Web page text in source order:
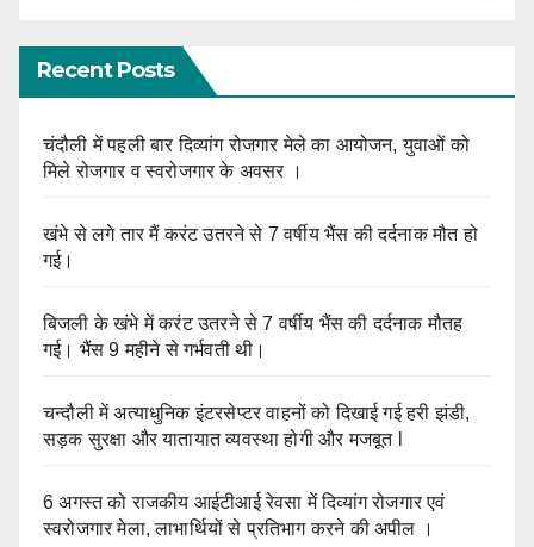
Recent Posts
चंदौली में पहली बार दिव्यांग रोजगार मेले का आयोजन, युवाओं को
मिले रोजगार व स्वरोजगार के अवसर ।
खंभे से लगे तार मैं करंट उतरने से 7 वर्षीय भैंस की दर्दनाक मौत हो
गई।
बिजली के खंभे में करंट उतरने से 7 वर्षीय भैंस की दर्दनाक मौतह
गई। भैंस 9 महीने से गर्भवती थी।
चन्दौली में अत्याधुनिक इंटरसेप्टर वाहनों को दिखाई गई हरी झंडी,
सड़क सुरक्षा और यातायात व्यवस्था होगी और मजबूत l
6 अगस्त को राजकीय आईटीआई रेवसा में दिव्यांग रोजगार एवं
स्वरोजगार मेला, लाभार्थियों से प्रतिभाग करने की अपील ।